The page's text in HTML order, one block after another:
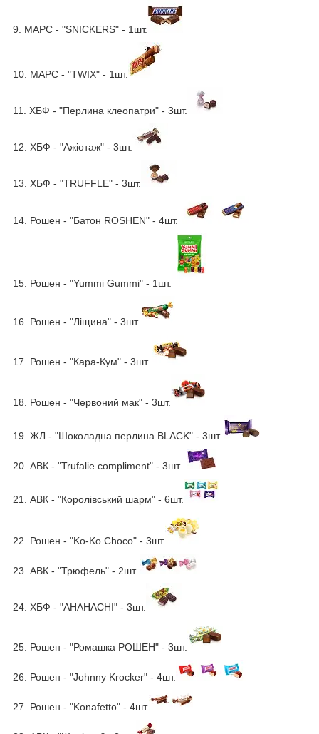
9. МАРС - "SNICKERS" - 1шт.
10. МАРС - "TWIX" - 1шт.
11. ХБФ - "Перлина клеопатри" - 3шт.
12. ХБФ - "Ажіотаж" - 3шт.
13. ХБФ - "TRUFFLE" - 3шт.
14. Рошен - "Батон ROSHEN" - 4шт.
15. Рошен - "Yummi Gummi" - 1шт.
16. Рошен - "Ліщина" - 3шт.
17. Рошен - "Кара-Кум" - 3шт.
18. Рошен - "Червоний мак" - 3шт.
19. ЖЛ - "Шоколадна перлина BLACK" - 3шт.
20. АВК - "Trufalie compliment" - 3шт.
21. АВК - "Королівський шарм" - 6шт.
22. Рошен - "Ko-Ko Choco" - 3шт.
23. АВК - "Трюфель" - 2шт.
24. ХБФ - "АНАНАСНІ" - 3шт.
25. Рошен - "Ромашка РОШЕН" - 3шт.
26. Рошен - "Johnny Krocker" - 4шт.
27. Рошен - "Konafetto" - 4шт.